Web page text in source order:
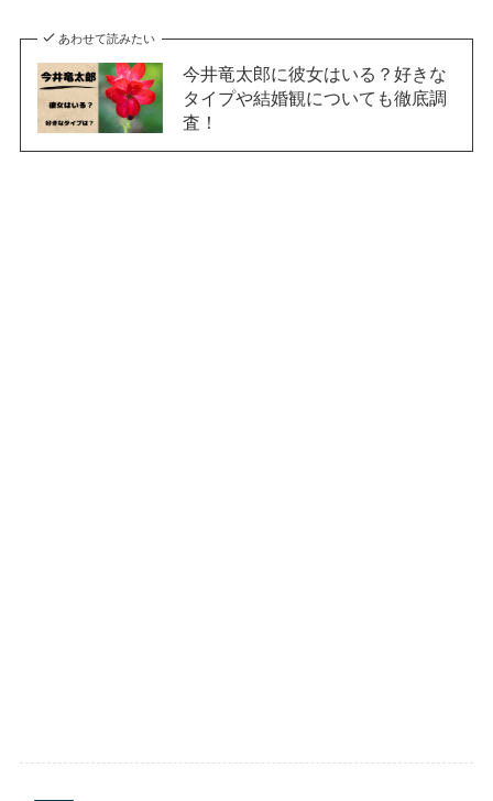
あわせて読みたい
今井竜太郎に彼女はいる？好きな
タイプや結婚観についても徹底調
査！